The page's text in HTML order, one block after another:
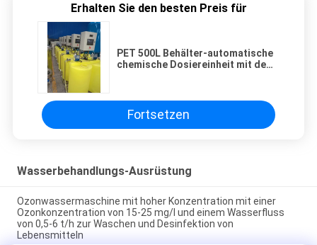
Erhalten Sie den besten Preis für
PET 500L Behälter-automatische
chemische Dosiereinheit mit dem
Fortsetzen
Wasserbehandlungs-Ausrüstung
Ozonwassermaschine mit hoher Konzentration mit einer
Ozonkonzentration von 15-25 mg/l und einem Wasserfluss
von 0,5-6 t/h zur Waschen und Desinfektion von
Lebensmitteln